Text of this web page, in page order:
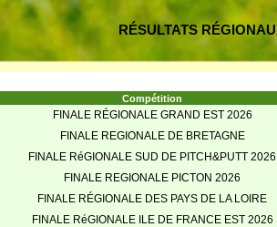
RÉSULTATS
Compétition
FINALE RÉGIONALE GRAND EST 2026
FINALE REGIONALE DE BRETAGNE
FINALE RéGIONALE SUD DE PITCH&PUTT 2026
FINALE REGIONALE PICTON 2026
FINALE RÉGIONALE DES PAYS DE LA LOIRE
FINALE RéGIONALE ILE DE FRANCE EST 2026